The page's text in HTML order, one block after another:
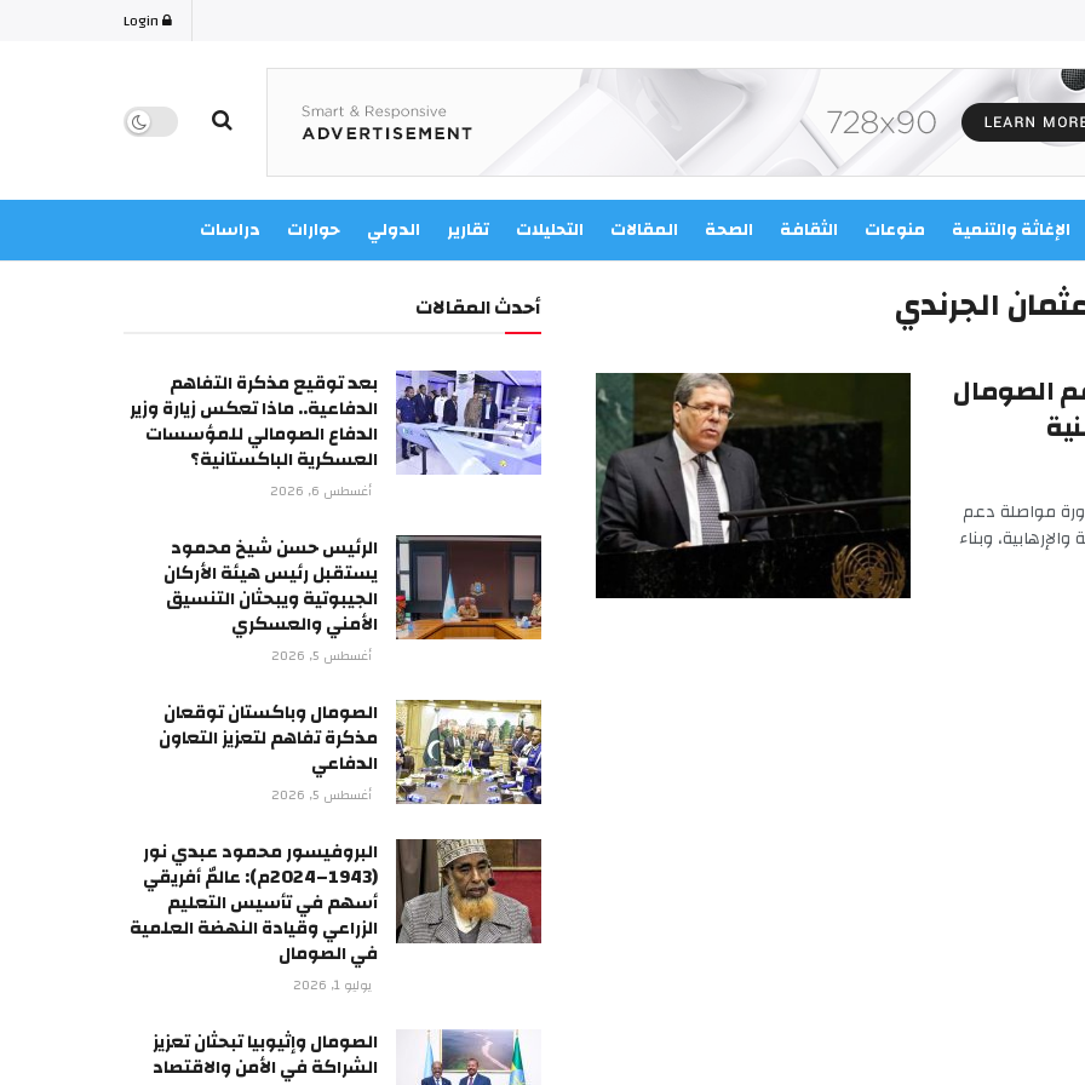
الإغاثة والتنمية منوعات الثقافة الصحة المقالات التحليلات تقارير الدولي حوارات دراسات
الجرندي
الصومال
مواصلة دعم
وبناء
أحدث المقالات
بعد توقيع مذكرة التفاهم
الدفاعية.. ماذا تعكس زيارة وزير
الدفاع الصومالي للمؤسسات
العسكرية الباكستانية؟
أغسطس 6, 2026
الرئيس حسن شيخ محمود
يستقبل رئيس هيئة الأركان
الجيبوتية ويبحثان التنسيق
الأمني والعسكري
أغسطس 5, 2026
الصومال وباكستان توقعان
مذكرة تفاهم لتعزيز التعاون
الدفاعي
أغسطس 5, 2026
البروفيسور محمود عبدي نور
(1943–2024م): عالمٌ أفريقي
أسهم في تأسيس التعليم
الزراعي وقيادة النهضة العلمية
في الصومال
يوليو 1, 2026
الصومال وإثيوبيا تبحثان تعزيز
الشراكة في الأمن والاقتصاد